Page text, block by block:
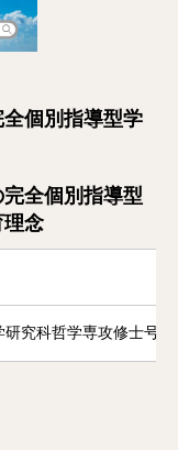
個別指導型学
全個別指導型
理念
究科哲学専攻修士号